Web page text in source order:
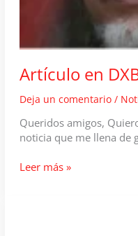
Artículo en
Deja un comentario /
Queridos amigos,
noticia que me llena de
Artículo
Leer más »